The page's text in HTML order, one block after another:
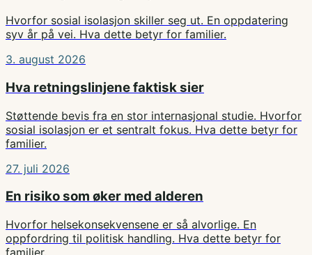
Hvorfor sosial isolasjon skiller seg ut. En oppdatering
syv år på vei. Hva dette betyr for familier.
3. august 2026
Hva retningslinjene faktisk sier
Støttende bevis fra en stor internasjonal studie. Hvorfor
sosial isolasjon er et sentralt fokus. Hva dette betyr for
familier.
27. juli 2026
En risiko som øker med alderen
Hvorfor helsekonsekvensene er så alvorlige. En
oppfordring til politisk handling. Hva dette betyr for